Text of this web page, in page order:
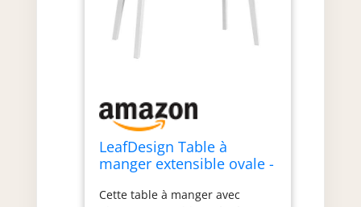
LeafDesign Table à
manger extensible ovale -
en bois blanc - Plateau de
Cette table à manger avec